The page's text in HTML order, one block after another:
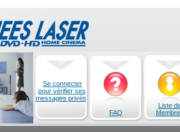
Se connecter
pour vérifier ses
messages privés
FAQ
Liste